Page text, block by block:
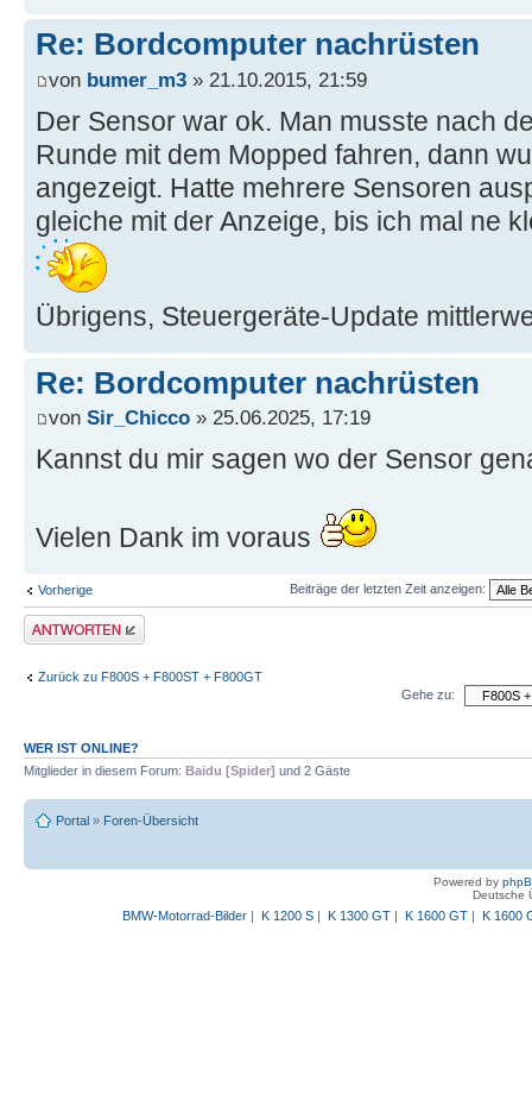
Re: Bordcomputer nachrüsten
von bumer_m3 » 21.10.2015, 21:59
Der Sensor war ok. Man musste nach
Runde mit dem Mopped fahren, dann
angezeigt. Hatte mehrere Sensoren
gleiche mit der Anzeige, bis ich mal ne
Übrigens, Steuergeräte-Update
Re: Bordcomputer nachrüsten
von Sir_Chicco » 25.06.2025, 17:19
Kannst du mir sagen wo der Sensor
Vielen Dank im voraus
Vorherige Beiträge der letzten Zeit anzeigen:
Antwort schreiben
Zurück zu F800S + F800ST + F800GT
Gehe zu:
WER IST ONLINE?
Mitglieder in diesem Forum: Baidu [Spider] und 2 Gäste
Portal » Foren-Übersicht
Powered by
Deutsche
BMW-Motorrad-Bilder| K 1200 S| K 1300 GT| K 1600 GT| K 1600